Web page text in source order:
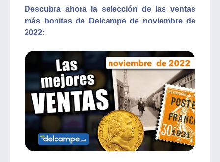
Descubra ahora la selección de las ventas
más bonitas de Delcampe de noviembre de
2022: